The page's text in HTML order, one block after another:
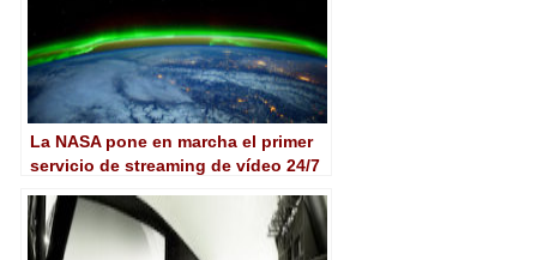
La NASA pone en marcha el primer
servicio de streaming de vídeo 24/7